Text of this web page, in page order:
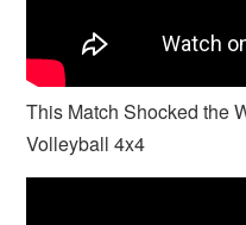
This Match Shocked the
Volleyball 4x4